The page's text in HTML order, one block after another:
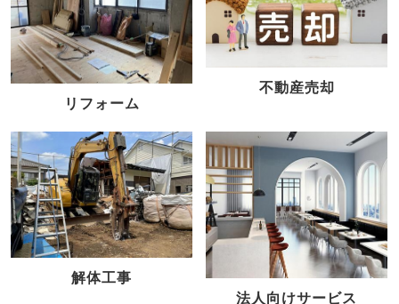
リフォーム
不動産売却
解体工事
法人向けサービス